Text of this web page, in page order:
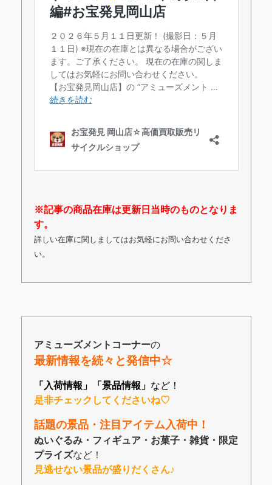
※記事の商品在庫は更新日当時のものとなりま
す。
詳しい在庫に関しましてはお気軽にお問い合わせくださ
い。
アミューズメントコーナーの
最新情報を続々と発信中☆
「入荷情報」「景品情報」 など！
是非チェックしてくださいね♡
話題の景品・注目アイテム入荷中！
ぬいぐるみ・フィギュア・お菓子・雑貨・限定
プライズなど！
見逃せない景品が盛りだくさん♪